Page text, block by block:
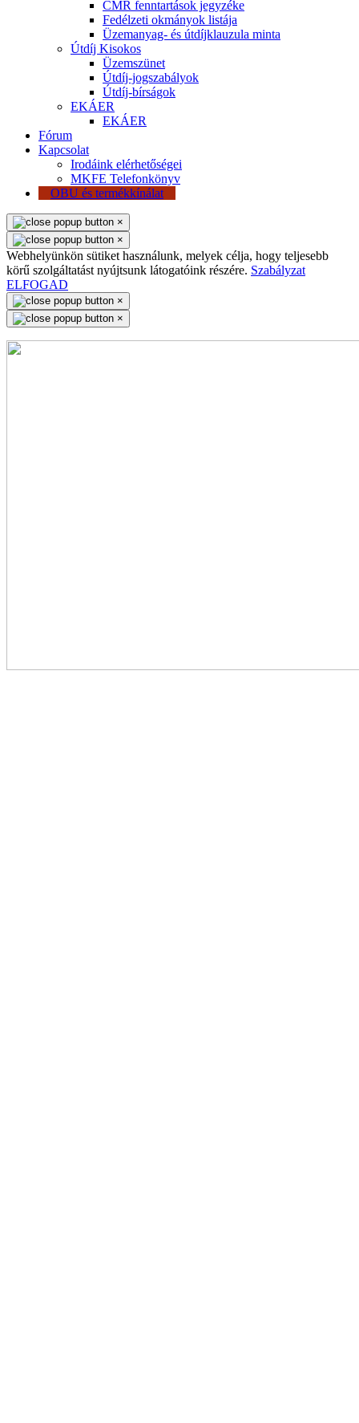
CMR fenntartások jegyzéke
Fedélzeti okmányok listája
Üzemanyag- és útdíjklauzula minta
Útdíj Kisokos
Üzemszünet
Útdíj-jogszabályok
Útdíj-bírságok
EKÁER
EKÁER
Fórum
Kapcsolat
Irodáink elérhetőségei
MKFE Telefonkönyv
OBU és termékkínálat
×
×
Webhelyünkön sütiket használunk, melyek célja, hogy teljesebb
körű szolgáltatást nyújtsunk látogatóink részére. Szabályzat
ELFOGAD
×
×